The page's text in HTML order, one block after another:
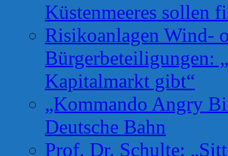
Küstenmeeres sollen
Risikoanlagen Wind-
Bürgerbeteiligungen:
Kapitalmarkt gibt“
„Kommando Angry
Deutsche Bahn
Prof. Dr. Schulte: